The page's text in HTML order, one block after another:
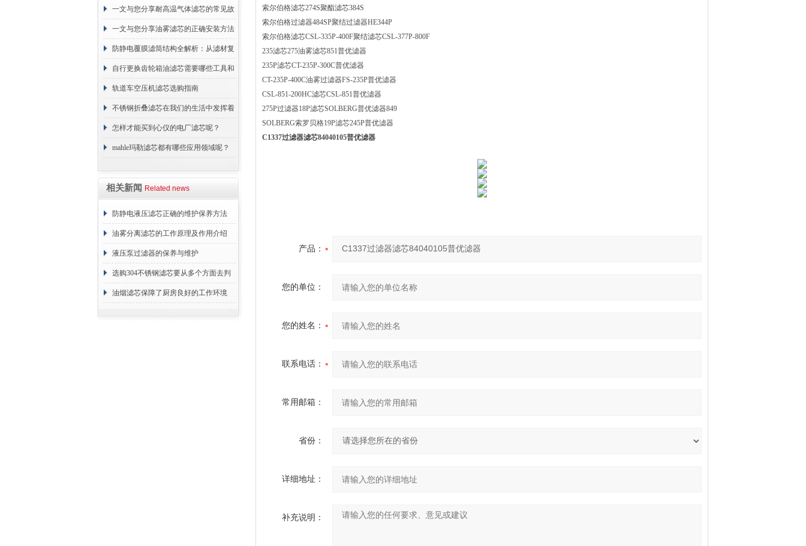
一文与您分享耐高温气体滤芯的常见故
障相应解决方法
一文与您分享油雾滤芯的正确安装方法
防静电覆膜滤筒结构全解析：从滤材复
合到整体成型
自行更换齿轮箱油滤芯需要哪些工具和
材料？
轨道车空压机滤芯选购指南
不锈钢折叠滤芯在我们的生活中发挥着
哪些作用呢？
怎样才能买到心仪的电厂滤芯呢？
mahle玛勒滤芯都有哪些应用领域呢？
相关新闻 Related news
防静电液压滤芯正确的维护保养方法
油雾分离滤芯的工作原理及作用介绍
液压泵过滤器的保养与维护
选购304不锈钢滤芯要从多个方面去判
断
油烟滤芯保障了厨房良好的工作环境
索尔伯格滤芯274S聚酯滤芯384S
索尔伯格过滤器484SP聚结过滤器HE344P
索尔伯格滤芯CSL-335P-400F聚结滤芯CSL-377P-800F
235滤芯275油雾滤芯851普优滤器
235P滤芯CT-235P-300C普优滤器
CT-235P-400C油雾过滤器FS-235P普优滤器
CSL-851-200HC滤芯CSL-851普优滤器
275P过滤器18P滤芯SOLBERG普优滤器849
SOLBERG索罗贝格19P滤芯245P普优滤器
C1337过滤器滤芯84040105普优滤器
产品：
您的单位：
您的姓名：
联系电话：
常用邮箱：
省份：
详细地址：
补充说明：